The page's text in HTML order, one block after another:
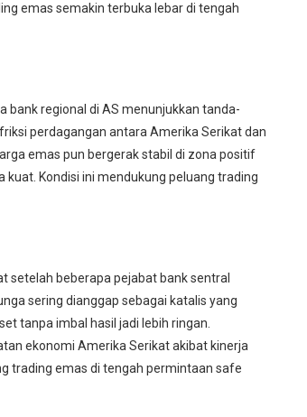
emas semakin terbuka lebar di tengah
regional di AS menunjukkan tanda-
perdagangan antara Amerika Serikat dan
emas pun bergerak stabil di zona positif
Kondisi ini mendukung peluang trading
setelah beberapa pejabat bank sentral
sering dianggap sebagai katalis yang
tanpa imbal hasil jadi lebih ringan.
ekonomi Amerika Serikat akibat kinerja
trading emas di tengah permintaan safe